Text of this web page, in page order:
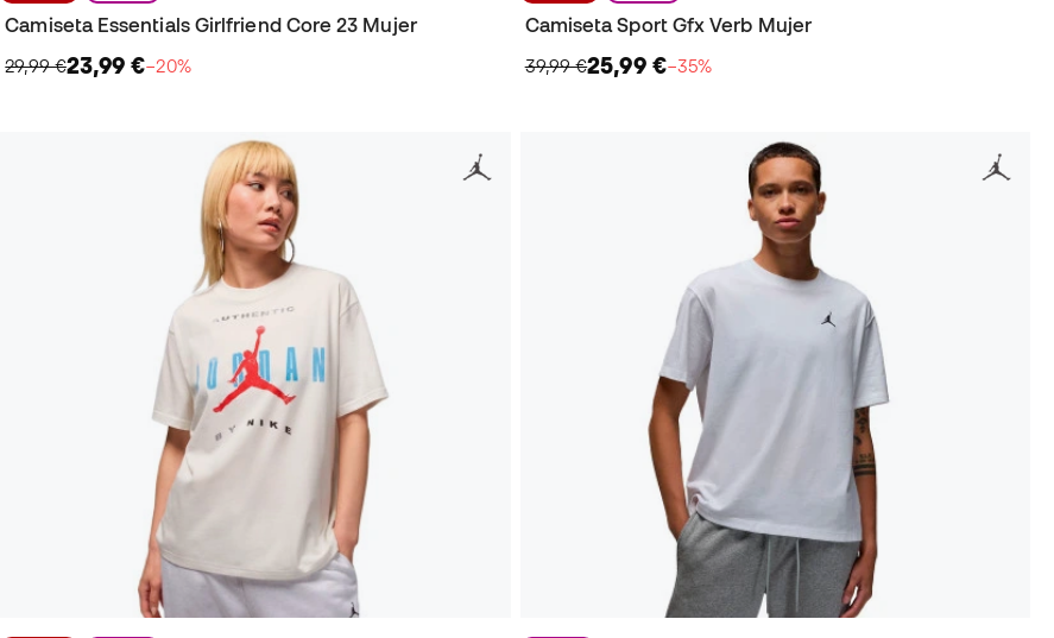
Camiseta Essentials Girlfriend Core 23 Mujer
29,99 €23,99 €−20%
Camiseta Sport Gfx Verb Mujer
39,99 €25,99 €−35%